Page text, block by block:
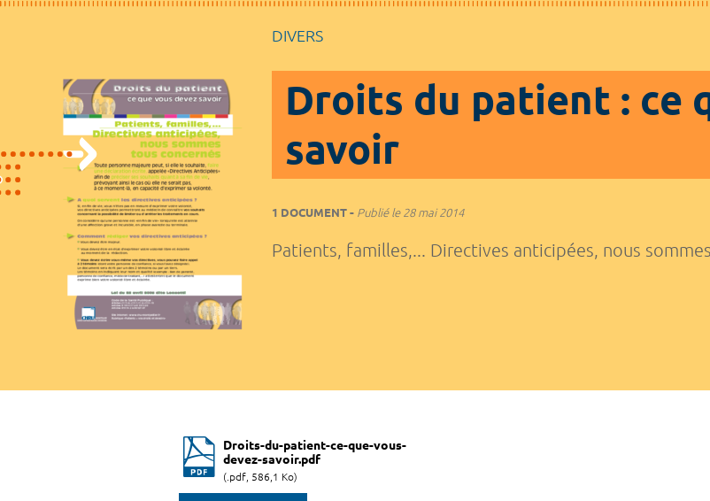
DIVERS
Droits du patient : ce
savoir
1 DOCUMENT Publié le28 mai 2014
Patients, familles,... Directives anticipées, nous
Droits-du-patient-ce-que-vous-
devez-savoir.pdf
(.pdf, 586,1 Ko)